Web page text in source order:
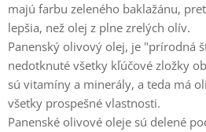
majú farbu zeleného baklažánu,
lepšia, než olej z plne zrelých olív.
Panenský olivový olej, je "prírodná
nedotknuté všetky kľúčové zložky
sú vitamíny a minerály, a teda má
všetky prospešné vlastnosti.
Panenské olivové oleje sú delené